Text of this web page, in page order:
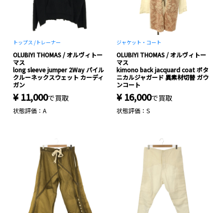
トップス / トレーナー
OLUBIYI THOMAS / オルヴィトー
マス
long sleeve jumper 2Way パイル
クルーネックスウェット カーディ
ガン
¥ 11,000で買取
状態評価：A
ジャケット・コート
OLUBIYI THOMAS / オルヴィトー
マス
kimono back jacquard coat ボタ
ニカルジャガード 異素材切替 ガウ
ンコート
¥ 16,000で買取
状態評価：S